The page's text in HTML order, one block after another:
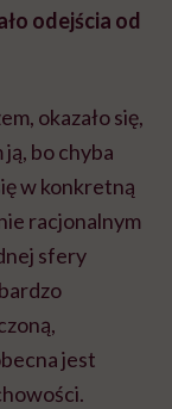
odejścia od
okazało się,
ją, bo chyba
w konkretną
racjonalnym
sfery
jest